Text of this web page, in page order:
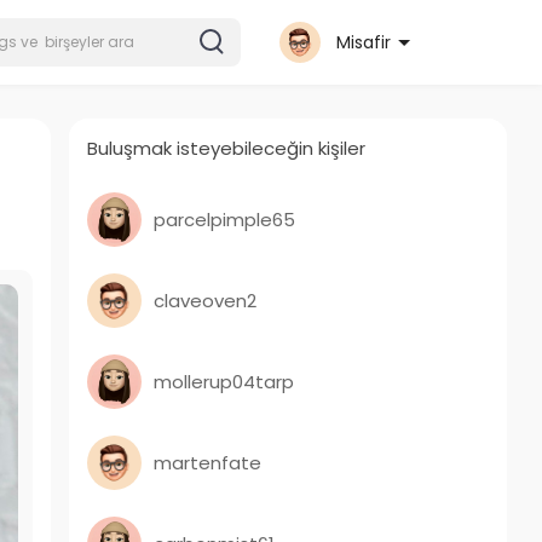
Misafir
Buluşmak isteyebileceğin kişiler
parcelpimple65
claveoven2
mollerup04tarp
martenfate